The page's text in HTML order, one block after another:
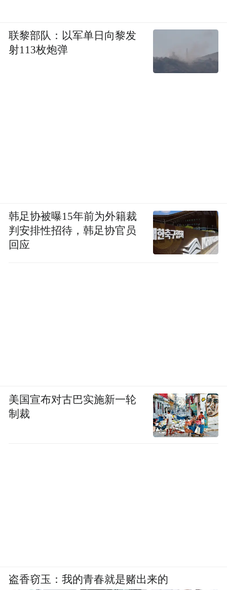
联黎部队：以军单日向黎发
射113枚炮弹
韩足协被曝15年前为外籍裁
判安排性招待，韩足协官员
回应
美国宣布对古巴实施新一轮
制裁
盗香窃玉：我的青春就是赌出来的